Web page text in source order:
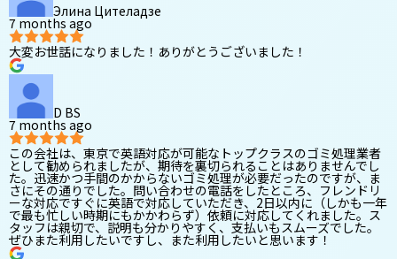
Элина Цителадзе
7 months ago
大変お世話になりました！ありがとうございました！
D BS
7 months ago
この会社は、東京で英語対応が可能なトップクラスのゴミ処理業者
として勧められましたが、期待を裏切られることはありませんでし
た。迅速かつ手間のかからないゴミ処理が必要だったのですが、ま
さにその通りでした。問い合わせの電話をしたところ、フレンドリ
ーな対応ですぐに英語で対応していただき、2日以内に（しかも一年
で最も忙しい時期にもかかわらず）依頼に対応してくれました。ス
タッフは親切で、説明も分かりやすく、支払いもスムーズでした。
ぜひまた利用したいですし、また利用したいと思います！